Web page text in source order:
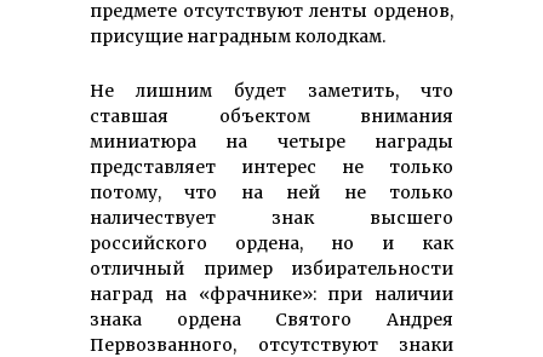
предмете отсутствуют ленты орденов,
присущие наградным колодкам.
Не лишним будет заметить, что
ставшая объектом внимания
миниатюра на четыре награды
представляет интерес не только
потому, что на ней не только
наличествует знак высшего
российского ордена, но и как
отличный пример избирательности
наград на «фрачнике»: при наличии
знака ордена Святого Андрея
Первозванного, отсутствуют знаки